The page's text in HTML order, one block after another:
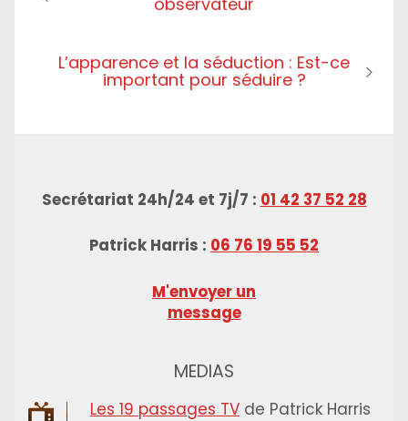
Next
post:
L’apparence et la séduction : Est-ce
important pour séduire ?
Secrétariat 24h/24 et 7j/7 : 01 42 37 52 28
Patrick Harris : 06 76 19 55 52
M'envoyer un
message
MEDIAS
Les 19 passages TV de Patrick Harris